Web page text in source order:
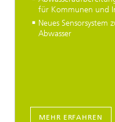
für Kommunen und
Neues Sensorsystem
Abwasser
MEHR ERFAHREN